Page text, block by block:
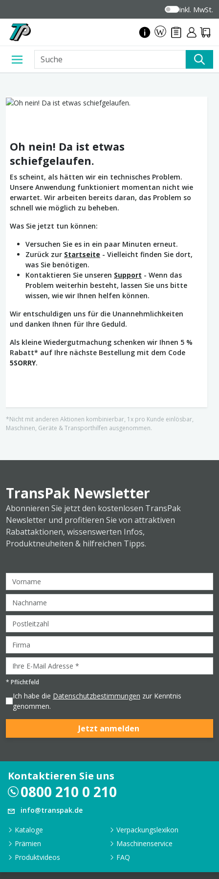
inkl. MwSt.
Oh nein! Da ist etwas
schiefgelaufen.
Es scheint, als hätten wir ein technisches Problem.
Unsere Anwendung funktioniert momentan nicht wie
erwartet. Wir arbeiten bereits daran, das Problem so
schnell wie möglich zu beheben.
Was Sie jetzt tun können:
Versuchen Sie es in ein paar Minuten erneut.
Zurück zur Startseite - Vielleicht finden Sie dort,
was Sie benötigen.
Kontaktieren Sie unseren Support - Wenn das
Problem weiterhin besteht, lassen Sie uns bitte
wissen, wie wir Ihnen helfen können.
Wir entschuldigen uns für die Unannehmlichkeiten
und danken Ihnen für Ihre Geduld.
Als kleine Wiedergutmachung schenken wir Ihnen 5 %
Rabatt* auf Ihre nächste Bestellung mit dem Code
5SORRY.
*Nicht mit anderen Aktionen kombinierbar, 1x pro Kunde einlösbar,
Maschinen, Geräte & Transporthilfen ausgenommen.
TransPak Newsletter
Abonnieren Sie jetzt den kostenlosen TransPak
Newsletter und profitieren Sie von attraktiven
Rabattaktionen, wissenswerten Infos,
Produktneuheiten & hilfreichen Tipps.
* Pflichtfeld
Ich habe die Datenschutzbestimmungen zur Kenntnis
genommen.
Jetzt anmelden
Kontaktieren Sie uns
0800 210 0 210
info@transpak.de
Kataloge
Verpackungslexikon
Prämien
Maschinenservice
Produktvideos
FAQ